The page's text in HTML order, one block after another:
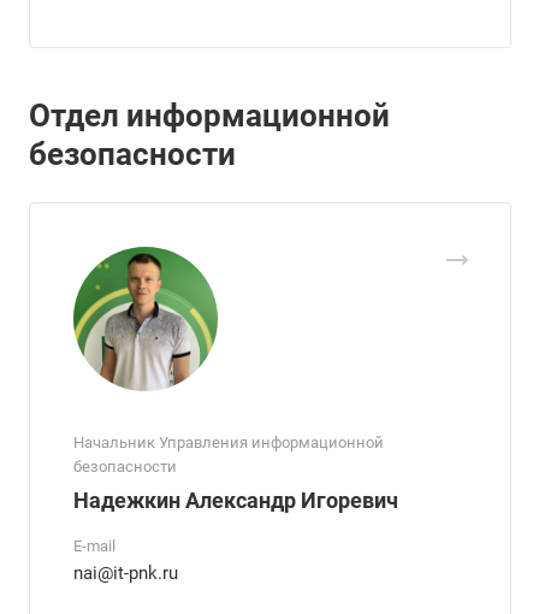
Отдел информационной
безопасности
Начальник Управления информационной
безопасности
Надежкин Александр Игоревич
E-mail
nai@it-pnk.ru